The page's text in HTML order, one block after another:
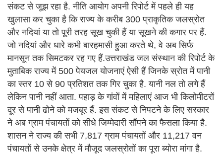
संकट से जूझ रहा है. नीति आयोग अपनी रिपोर्ट में पहले ही यह
खुलासा कर चुका है कि राज्य के करीब 300 प्राकृतिक जलस्रोत
और नदियां या तो पूरी तरह सूख चुकी हैं या सूखने की कगार पर हैं.
जो नदियां और धारे कभी बारहमासी हुआ करते थे, वे अब सिर्फ
मानसून तक सिमटकर रह गए हैं.उत्तराखंड जल संस्थान की रिपोर्ट के
मुताबिक राज्य में 500 पेयजल योजनाएं ऐसी हैं जिनके स्रोत में पानी
का स्तर 10 से 90 प्रतिशत तक गिर चुका है. यानी नल तो लगे हैं
लेकिन पानी नहीं आता. पहाड़ के गांवों में महिलाएं आज भी किलोमीटरों
दूर से पानी ढोने को मजबूर हैं. इस संकट से निपटने के लिए सरकार
ने अब ग्राम पंचायतों को सीधे जिम्मेदारी सौंपने का फैसला किया है.
शासन ने राज्य की सभी 7,817 ग्राम पंचायतों और 11,217 वन
पंचायतों से उनके क्षेत्र में मौजूद जलस्रोतों का पूरा ब्योरा मांगा है.